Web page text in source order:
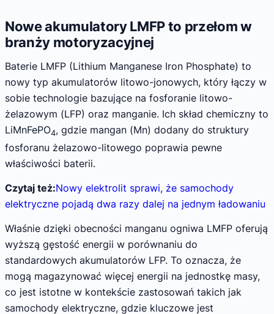
Nowe akumulatory LMFP to przełom w
branży motoryzacyjnej
Baterie LMFP (Lithium Manganese Iron Phosphate) to
nowy typ akumulatorów litowo-jonowych, który łączy w
sobie technologie bazujące na fosforanie litowo-
żelazowym (LFP) oraz manganie. Ich skład chemiczny to
LiMnFePO4, gdzie mangan (Mn) dodany do struktury
fosforanu żelazowo-litowego poprawia pewne
właściwości baterii.
Czytaj też:Nowy elektrolit sprawi, że samochody
elektryczne pojadą dwa razy dalej na jednym ładowaniu
Właśnie dzięki obecności manganu ogniwa LMFP oferują
wyższą gęstość energii w porównaniu do
standardowych akumulatorów LFP. To oznacza, że
mogą magazynować więcej energii na jednostkę masy,
co jest istotne w kontekście zastosowań takich jak
samochody elektryczne, gdzie kluczowe jest